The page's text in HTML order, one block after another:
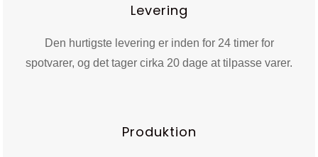
Levering
Den hurtigste levering er inden for 24 timer for
spotvarer, og det tager cirka 20 dage at tilpasse varer.
Produktion